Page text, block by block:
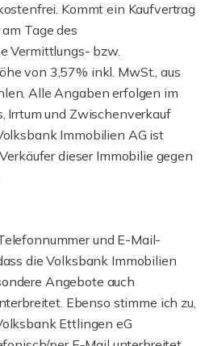
Kommt ein Kaufvertrag
Tage des
Vermittlungs- bzw.
von 3,57% inkl. MwSt., aus
Alle Angaben erfolgen im
Irrtum und Zwischenverkauf
Immobilien AG ist
dieser Immobilie gegen
und E-Mail-
die Volksbank Immobilien
Angebote auch
Ebenso stimme ich zu,
Ettlingen eG